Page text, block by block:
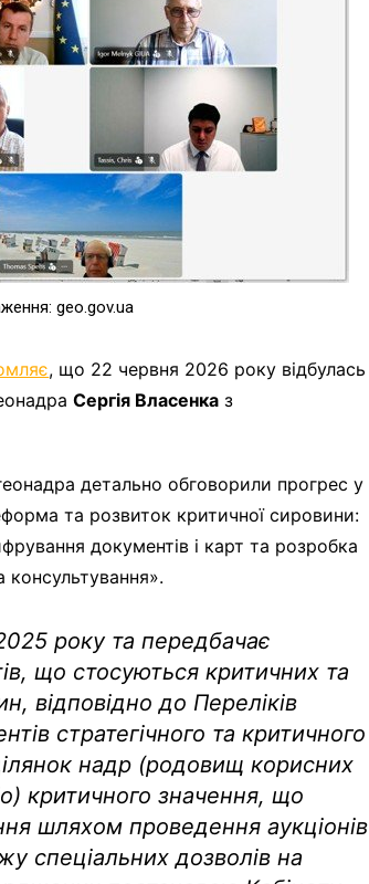
САНКЦІЙНІ НАДРА
БЛОГИ
TECHNO
CRITICAL MINERALS
НАДРА ІНШИХ
ПРО ПРОЕКТ
geo.gov.ua
, що 22 червня 2026 року відбулась
Сергія Власенка з
детально обговорили прогрес у
та розвиток критичної сировини:
документів і карт та розробка
консультування».
року та передбачає
що стосуються критичних та
відповідно до Переліків
стратегічного та критичного
надр (родовищ корисних
критичного значення, що
шляхом проведення аукціонів
спеціальних дозволів на